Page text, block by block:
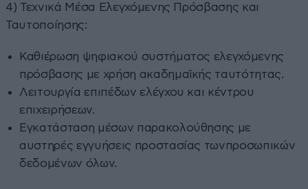
4) Τεχνικά Μέσα Ελεγχόμενης Πρόσβασης και
Ταυτοποίησης:
Καθιέρωση ψηφιακού συστήματος ελεγχόμενης
πρόσβασης με χρήση ακαδημαϊκής ταυτότητας.
Λειτουργία επιπέδων ελέγχου και κέντρου
επιχειρήσεων.
Εγκατάσταση μέσων παρακολούθησης με
αυστηρές εγγυήσεις προστασίας τωνπροσωπικών
δεδομένων όλων.